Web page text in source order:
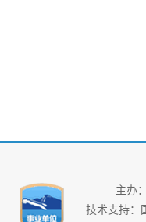
主办
技术支持：